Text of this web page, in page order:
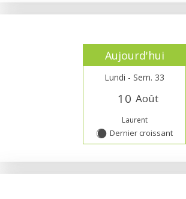
Aujourd'hui
Lundi - Sem. 33
1 0 Août
Laurent
Y Dernier croissant